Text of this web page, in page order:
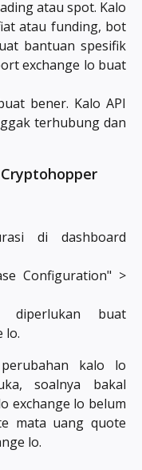
atau spot. Kalo
atau funding, bot
bantuan spesifik
exchange lo buat
bener. Kalo API
terhubung dan
di dashboard
Configuration" >
diperlukan buat
lo.
kalo lo
soalnya bakal
exchange lo belum
mata uang quote
lo.